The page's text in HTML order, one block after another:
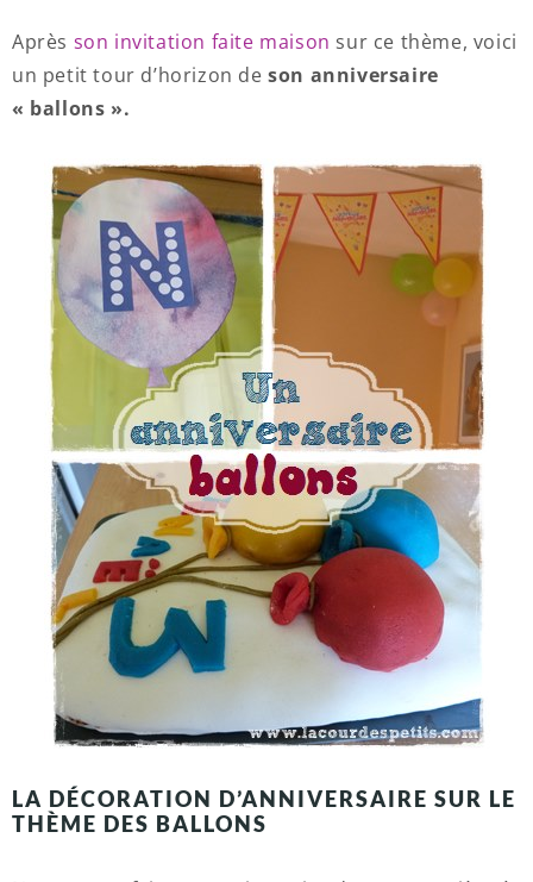
Après son invitation faite maison sur ce thème, voici
un petit tour d’horizon deson anniversaire
« ballons ».
LA DÉCORATION D’ANNIVERSAIRE SUR LE
THÈME DES BALLONS